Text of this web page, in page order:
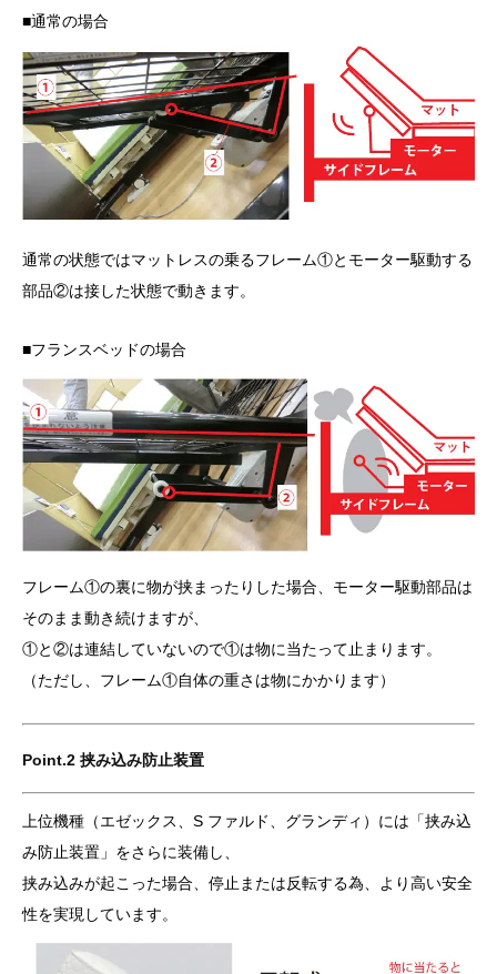
■通常の場合
通常の状態ではマットレスの乗るフレーム①とモーター駆動する
部品②は接した状態で動きます。
■フランスベッドの場合
フレーム①の裏に物が挟まったりした場合、モーター駆動部品は
そのまま動き続けますが、
①と②は連結していないので①は物に当たって止まります。
（ただし、フレーム①自体の重さは物にかかります）
Point.2 挟み込み防止装置
上位機種（エゼックス、S ファルド、グランディ）には「挟み込
み防止装置」をさらに装備し、
挟み込みが起こった場合、停止または反転する為、より高い安全
性を実現しています。